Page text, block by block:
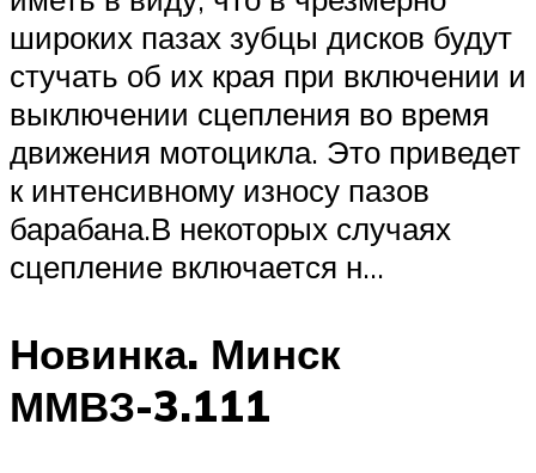
широких пазах зубцы дисков будут
стучать об их края при включении и
выключении сцепления во время
движения мотоцикла. Это приведет
к интенсивному износу пазов
барабана.В некоторых случаях
сцепление включается н…
Новинка. Минск
ММВЗ-3.111